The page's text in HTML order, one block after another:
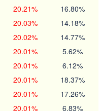
20.21% 16.80%
20.03% 14.18%
20.02% 14.77%
20.01% 5.62%
20.01% 6.12%
20.01% 18.37%
20.01% 17.26%
20.01% 6.83%